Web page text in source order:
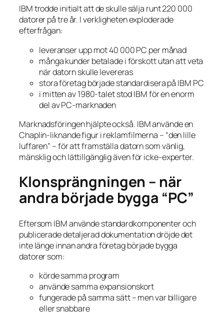
IBM trodde initialt att de skulle sälja runt 220 000
datorer på tre år. I verkligheten exploderade
efterfrågan:
leveranser upp mot 40 000 PC per månad
många kunder betalade i förskott utan att veta
när datorn skulle levereras
stora företag började standardisera på IBM PC
i mitten av 1980-talet stod IBM för en enorm
del av PC-marknaden
Marknadsföringen hjälpte också. IBM använde en
Chaplin-liknande figur i reklamfilmerna – “den lille
luffaren” – för att framställa datorn som vänlig,
mänsklig och lättillgänglig även för icke-experter.
Klonsprängningen – när
andra började bygga “PC”
Eftersom IBM använde standardkomponenter och
publicerade detaljerad dokumentation dröjde det
inte länge innan andra företag började bygga
datorer som:
körde samma program
använde samma expansionskort
fungerade på samma sätt – men var billigare
eller snabbare